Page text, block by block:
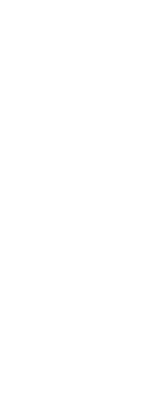
id>'
app-base-url>'